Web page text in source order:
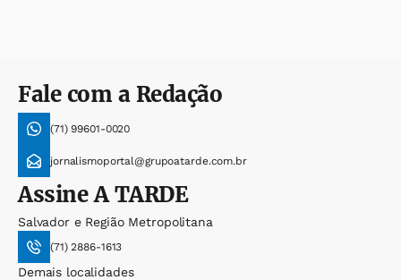
Fale com a Redação
(71) 99601-0020
jornalismoportal@grupoatarde.com.br
AssineA TARDE
Salvador e Região Metropolitana
(71) 2886-1613
Demais localidades